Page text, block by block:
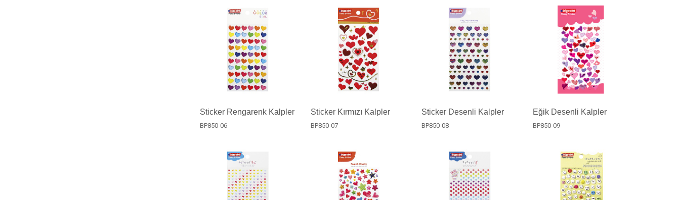
Sticker Rengarenk Kalpler
BP850-06
Sticker Kırmızı Kalpler
BP850-07
Sticker Desenli Kalpler
BP850-08
Eğik Desenli Kalpler
BP850-09